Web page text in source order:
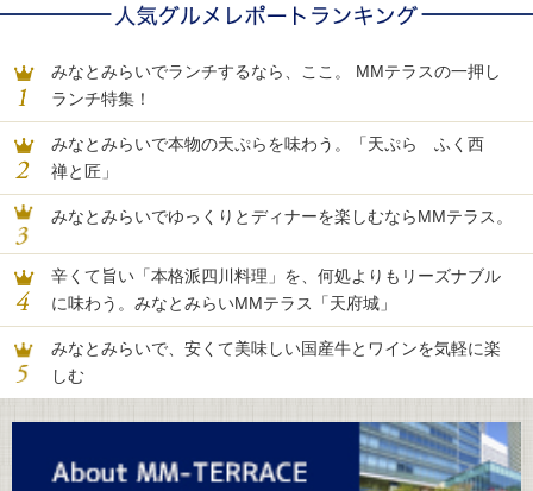
みなとみらいでランチするなら、ここ。 MMテラスの一押し
ランチ特集！
みなとみらいで本物の天ぷらを味わう。「天ぷら ふく西
禅と匠」
みなとみらいでゆっくりとディナーを楽しむならMMテラス。
辛くて旨い「本格派四川料理」を、何処よりもリーズナブル
に味わう。みなとみらいMMテラス「天府城」
みなとみらいで、安くて美味しい国産牛とワインを気軽に楽
しむ